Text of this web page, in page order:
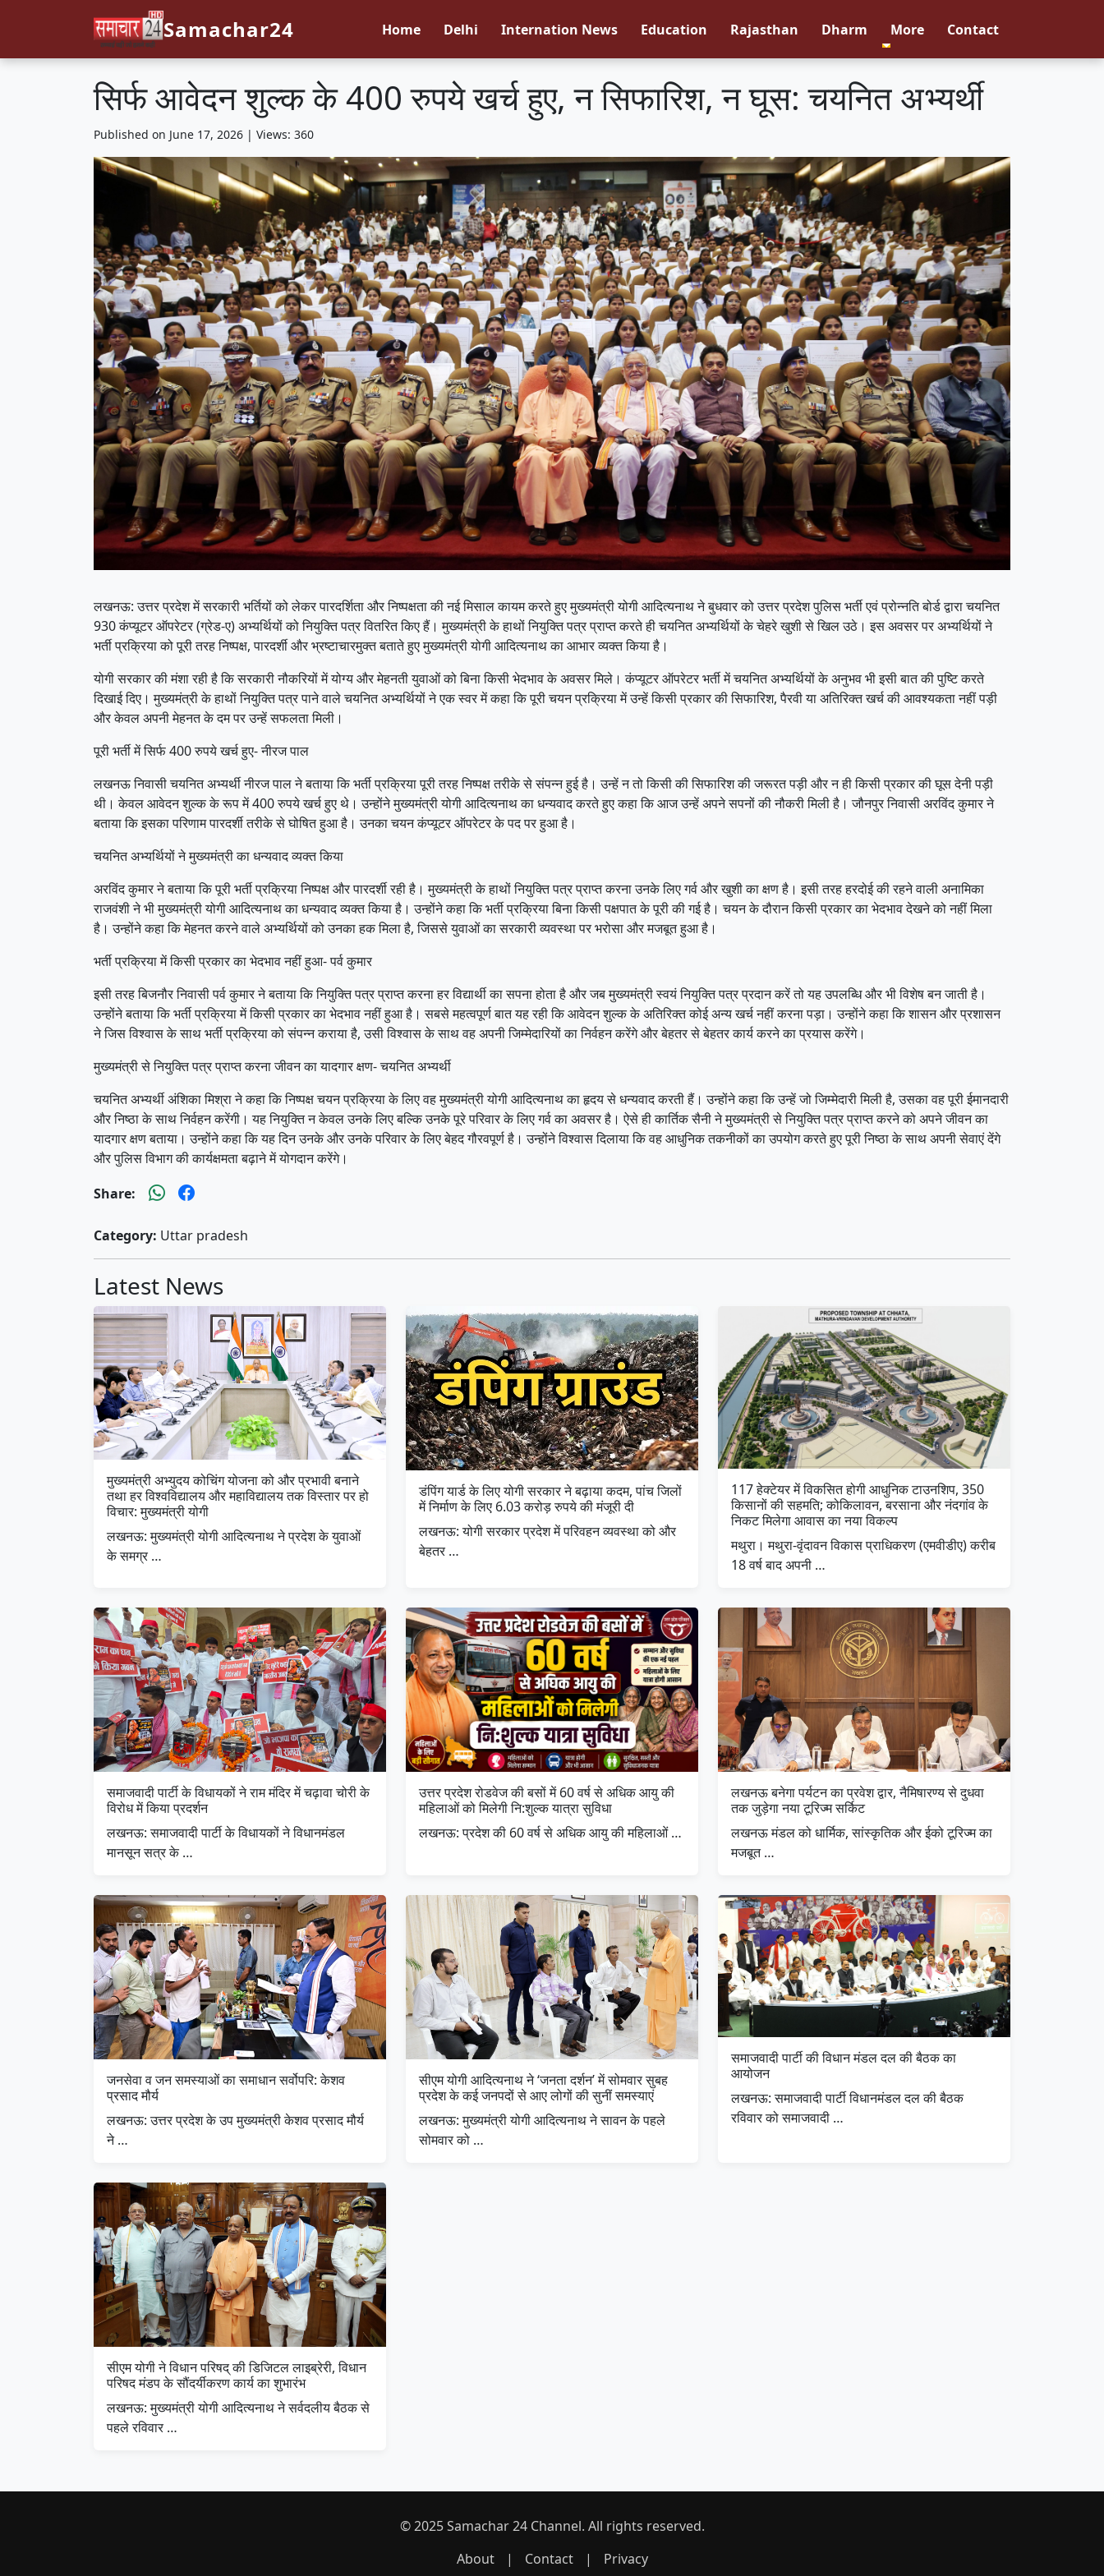
Samachar24 Home Delhi Internation News Education Rajasthan Dharm More Contact
सिर्फ आवेदन शुल्क के 400 रुपये खर्च हुए, न सिफारिश, न घूस: चयनित अभ्यर्थी
Published on June 17, 2026 | Views: 360
लखनऊ: उत्तर प्रदेश में सरकारी भर्तियों को लेकर पारदर्शिता और निष्पक्षता की नई मिसाल कायम करते हुए मुख्यमंत्री योगी आदित्यनाथ ने बुधवार को उत्तर प्रदेश पुलिस भर्ती एवं प्रोन्नति बोर्ड द्वारा चयनित
930 कंप्यूटर ऑपरेटर (ग्रेड-ए) अभ्यर्थियों को नियुक्ति पत्र वितरित किए हैं। मुख्यमंत्री के हाथों नियुक्ति पत्र प्राप्त करते ही चयनित अभ्यर्थियों के चेहरे खुशी से खिल उठे। इस अवसर पर अभ्यर्थियों ने
भर्ती प्रक्रिया को पूरी तरह निष्पक्ष, पारदर्शी और भ्रष्टाचारमुक्त बताते हुए मुख्यमंत्री योगी आदित्यनाथ का आभार व्यक्त किया है।
योगी सरकार की मंशा रही है कि सरकारी नौकरियों में योग्य और मेहनती युवाओं को बिना किसी भेदभाव के अवसर मिले। कंप्यूटर ऑपरेटर भर्ती में चयनित अभ्यर्थियों के अनुभव भी इसी बात की पुष्टि करते
दिखाई दिए। मुख्यमंत्री के हाथों नियुक्ति पत्र पाने वाले चयनित अभ्यर्थियों ने एक स्वर में कहा कि पूरी चयन प्रक्रिया में उन्हें किसी प्रकार की सिफारिश, पैरवी या अतिरिक्त खर्च की आवश्यकता नहीं पड़ी
और केवल अपनी मेहनत के दम पर उन्हें सफलता मिली।
पूरी भर्ती में सिर्फ 400 रुपये खर्च हुए- नीरज पाल
लखनऊ निवासी चयनित अभ्यर्थी नीरज पाल ने बताया कि भर्ती प्रक्रिया पूरी तरह निष्पक्ष तरीके से संपन्न हुई है। उन्हें न तो किसी की सिफारिश की जरूरत पड़ी और न ही किसी प्रकार की घूस देनी पड़ी
थी। केवल आवेदन शुल्क के रूप में 400 रुपये खर्च हुए थे। उन्होंने मुख्यमंत्री योगी आदित्यनाथ का धन्यवाद करते हुए कहा कि आज उन्हें अपने सपनों की नौकरी मिली है। जौनपुर निवासी अरविंद कुमार ने
बताया कि इसका परिणाम पारदर्शी तरीके से घोषित हुआ है। उनका चयन कंप्यूटर ऑपरेटर के पद पर हुआ है।
चयनित अभ्यर्थियों ने मुख्यमंत्री का धन्यवाद व्यक्त किया
अरविंद कुमार ने बताया कि पूरी भर्ती प्रक्रिया निष्पक्ष और पारदर्शी रही है। मुख्यमंत्री के हाथों नियुक्ति पत्र प्राप्त करना उनके लिए गर्व और खुशी का क्षण है। इसी तरह हरदोई की रहने वाली अनामिका
राजवंशी ने भी मुख्यमंत्री योगी आदित्यनाथ का धन्यवाद व्यक्त किया है। उन्होंने कहा कि भर्ती प्रक्रिया बिना किसी पक्षपात के पूरी की गई है। चयन के दौरान किसी प्रकार का भेदभाव देखने को नहीं मिला
है। उन्होंने कहा कि मेहनत करने वाले अभ्यर्थियों को उनका हक मिला है, जिससे युवाओं का सरकारी व्यवस्था पर भरोसा और मजबूत हुआ है।
भर्ती प्रक्रिया में किसी प्रकार का भेदभाव नहीं हुआ- पर्व कुमार
इसी तरह बिजनौर निवासी पर्व कुमार ने बताया कि नियुक्ति पत्र प्राप्त करना हर विद्यार्थी का सपना होता है और जब मुख्यमंत्री स्वयं नियुक्ति पत्र प्रदान करें तो यह उपलब्धि और भी विशेष बन जाती है।
उन्होंने बताया कि भर्ती प्रक्रिया में किसी प्रकार का भेदभाव नहीं हुआ है। सबसे महत्वपूर्ण बात यह रही कि आवेदन शुल्क के अतिरिक्त कोई अन्य खर्च नहीं करना पड़ा। उन्होंने कहा कि शासन और प्रशासन
ने जिस विश्वास के साथ भर्ती प्रक्रिया को संपन्न कराया है, उसी विश्वास के साथ वह अपनी जिम्मेदारियों का निर्वहन करेंगे और बेहतर से बेहतर कार्य करने का प्रयास करेंगे।
मुख्यमंत्री से नियुक्ति पत्र प्राप्त करना जीवन का यादगार क्षण- चयनित अभ्यर्थी
चयनित अभ्यर्थी अंशिका मिश्रा ने कहा कि निष्पक्ष चयन प्रक्रिया के लिए वह मुख्यमंत्री योगी आदित्यनाथ का हृदय से धन्यवाद करती हैं। उन्होंने कहा कि उन्हें जो जिम्मेदारी मिली है, उसका वह पूरी ईमानदारी
और निष्ठा के साथ निर्वहन करेंगी। यह नियुक्ति न केवल उनके लिए बल्कि उनके पूरे परिवार के लिए गर्व का अवसर है। ऐसे ही कार्तिक सैनी ने मुख्यमंत्री से नियुक्ति पत्र प्राप्त करने को अपने जीवन का
यादगार क्षण बताया। उन्होंने कहा कि यह दिन उनके और उनके परिवार के लिए बेहद गौरवपूर्ण है। उन्होंने विश्वास दिलाया कि वह आधुनिक तकनीकों का उपयोग करते हुए पूरी निष्ठा के साथ अपनी सेवाएं देंगे
और पुलिस विभाग की कार्यक्षमता बढ़ाने में योगदान करेंगे।
Share:
Category: Uttar pradesh
Latest News
मुख्यमंत्री अभ्युदय कोचिंग योजना को और प्रभावी बनाने
तथा हर विश्वविद्यालय और महाविद्यालय तक विस्तार पर हो
विचार: मुख्यमंत्री योगी
लखनऊ: मुख्यमंत्री योगी आदित्यनाथ ने प्रदेश के युवाओं
के समग्र …
डंपिंग यार्ड के लिए योगी सरकार ने बढ़ाया कदम, पांच जिलों
में निर्माण के लिए 6.03 करोड़ रुपये की मंजूरी दी
लखनऊ: योगी सरकार प्रदेश में परिवहन व्यवस्था को और
बेहतर …
117 हेक्टेयर में विकसित होगी आधुनिक टाउनशिप, 350
किसानों की सहमति; कोकिलावन, बरसाना और नंदगांव के
निकट मिलेगा आवास का नया विकल्प
मथुरा। मथुरा-वृंदावन विकास प्राधिकरण (एमवीडीए) करीब
18 वर्ष बाद अपनी …
समाजवादी पार्टी के विधायकों ने राम मंदिर में चढ़ावा चोरी के
विरोध में किया प्रदर्शन
लखनऊ: समाजवादी पार्टी के विधायकों ने विधानमंडल
मानसून सत्र के …
उत्तर प्रदेश रोडवेज की बसों में 60 वर्ष से अधिक आयु की
महिलाओं को मिलेगी नि:शुल्क यात्रा सुविधा
लखनऊ: प्रदेश की 60 वर्ष से अधिक आयु की महिलाओं …
लखनऊ बनेगा पर्यटन का प्रवेश द्वार, नैमिषारण्य से दुधवा
तक जुड़ेगा नया टूरिज्म सर्किट
लखनऊ मंडल को धार्मिक, सांस्कृतिक और ईको टूरिज्म का
मजबूत …
जनसेवा व जन समस्याओं का समाधान सर्वोपरि: केशव
प्रसाद मौर्य
लखनऊ: उत्तर प्रदेश के उप मुख्यमंत्री केशव प्रसाद मौर्य
ने …
सीएम योगी आदित्यनाथ ने ‘जनता दर्शन’ में सोमवार सुबह
प्रदेश के कई जनपदों से आए लोगों की सुनीं समस्याएं
लखनऊ: मुख्यमंत्री योगी आदित्यनाथ ने सावन के पहले
सोमवार को …
समाजवादी पार्टी की विधान मंडल दल की बैठक का
आयोजन
लखनऊ: समाजवादी पार्टी विधानमंडल दल की बैठक
रविवार को समाजवादी …
सीएम योगी ने विधान परिषद् की डिजिटल लाइब्रेरी, विधान
परिषद मंडप के सौंदर्यीकरण कार्य का शुभारंभ
लखनऊ: मुख्यमंत्री योगी आदित्यनाथ ने सर्वदलीय बैठक से
पहले रविवार …
© 2025 Samachar 24 Channel. All rights reserved.
About
| Contact | Privacy